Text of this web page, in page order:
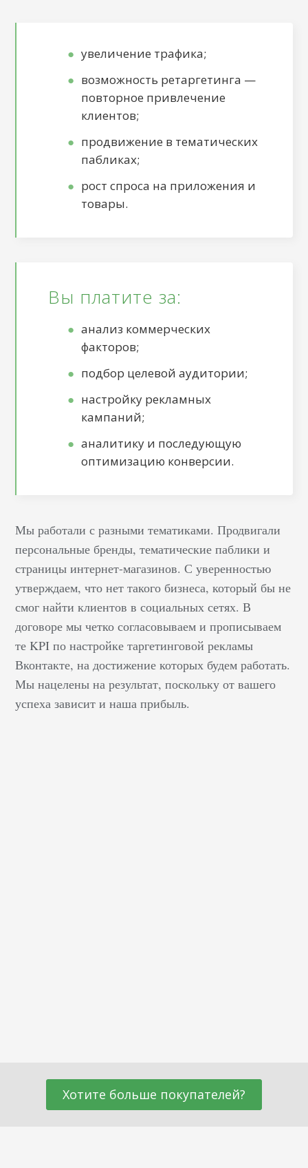
увеличение трафика;
возможность ретаргетинга —
повторное привлечение
клиентов;
продвижение в тематических
пабликах;
рост спроса на приложения и
товары.
Вы платите за:
анализ коммерческих
факторов;
подбор целевой аудитории;
настройку рекламных
кампаний;
аналитику и последующую
оптимизацию конверсии.
Мы работали с разными тематиками. Продвигали
персональные бренды, тематические паблики и
страницы интернет-магазинов. С уверенностью
утверждаем, что нет такого бизнеса, который бы не
смог найти клиентов в социальных сетях. В
договоре мы четко согласовываем и прописываем
те KPI по настройке таргетинговой рекламы
Вконтакте, на достижение которых будем работать.
Мы нацелены на результат, поскольку от вашего
успеха зависит и наша прибыль.
Хотите больше покупателей?